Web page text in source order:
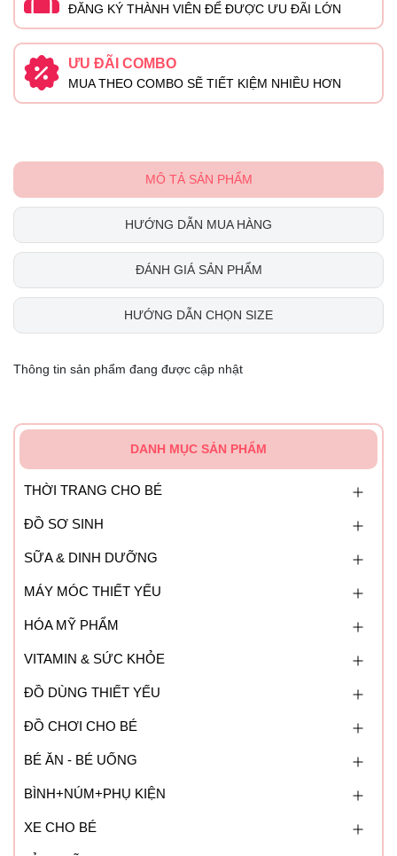
ĐĂNG KÝ THÀNH VIÊN ĐỂ ĐƯỢC ƯU ĐÃI LỚN
ƯU ĐÃI COMBO
MUA THEO COMBO SẼ TIẾT KIỆM NHIỀU HƠN
MÔ TẢ SẢN PHẨM
HƯỚNG DẪN MUA HÀNG
ĐÁNH GIÁ SẢN PHẨM
HƯỚNG DẪN CHỌN SIZE
Thông tin sản phẩm đang được cập nhật
DANH MỤC SẢN PHẨM
THỜI TRANG CHO BÉ
ĐỒ SƠ SINH
SỮA & DINH DƯỠNG
MÁY MÓC THIẾT YẾU
HÓA MỸ PHẨM
VITAMIN & SỨC KHỎE
ĐỒ DÙNG THIẾT YẾU
ĐỒ CHƠI CHO BÉ
BÉ ĂN - BÉ UỐNG
BÌNH+NÚM+PHỤ KIỆN
XE CHO BÉ